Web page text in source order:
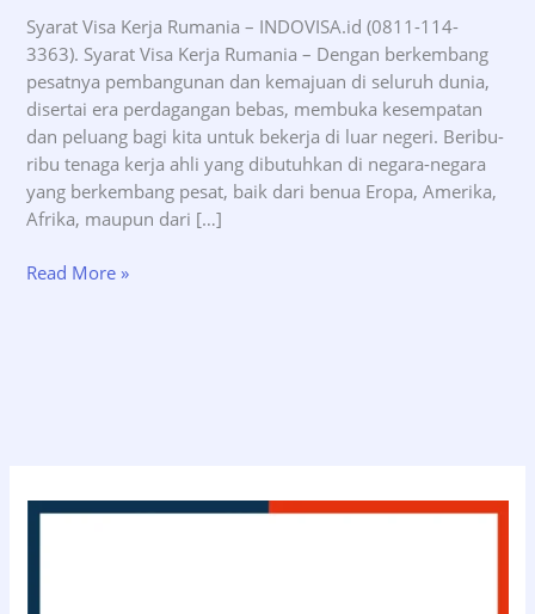
Syarat Visa Kerja Rumania – INDOVISA.id (0811-114-
3363). Syarat Visa Kerja Rumania – Dengan berkembang
pesatnya pembangunan dan kemajuan di seluruh dunia,
disertai era perdagangan bebas, membuka kesempatan
dan peluang bagi kita untuk bekerja di luar negeri. Beribu-
ribu tenaga kerja ahli yang dibutuhkan di negara-negara
yang berkembang pesat, baik dari benua Eropa, Amerika,
Afrika, maupun dari […]
Syarat
Read More »